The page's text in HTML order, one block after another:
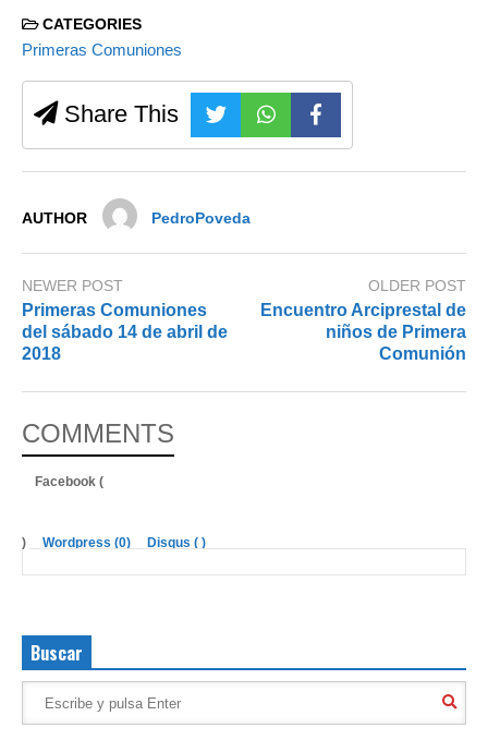
CATEGORIES
Primeras Comuniones
Share This
AUTHOR PedroPoveda
NEWER POST
Primeras Comuniones
del sábado 14 de abril de
2018
OLDER POST
Encuentro Arciprestal de
niños de Primera
Comunión
COMMENTS
Facebook (
) Wordpress (0) Disqus ( )
Buscar